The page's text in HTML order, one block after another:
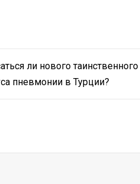
ли нового таинственного
пневмонии в Турции?